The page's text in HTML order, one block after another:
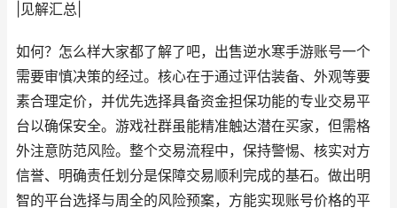
|见解汇总|
如何？怎么样大家都了解了吧，出售逆水寒手游账号一个
需要审慎决策的经过。核心在于通过评估装备、外观等要
素合理定价，并优先选择具备资金担保功能的专业交易平
台以确保安全。游戏社群虽能精准触达潜在买家，但需格
外注意防范风险。整个交易流程中，保持警惕、核实对方
信誉、明确责任划分是保障交易顺利完成的基石。做出明
智的平台选择与周全的风险预案，方能实现账号价格的平